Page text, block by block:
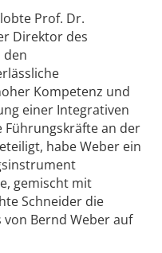
Prof. Dr.
Direktor des
den
Kompetenz und
einer Integrativen
an der
habe Weber ein
gemischt mit
Schneider die
Bernd Weber auf